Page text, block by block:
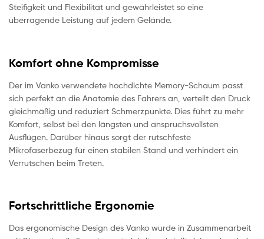
Steifigkeit und Flexibilität und gewährleistet so eine
überragende Leistung auf jedem Gelände.
Komfort ohne Kompromisse
Der im Vanko verwendete hochdichte Memory-Schaum passt
sich perfekt an die Anatomie des Fahrers an, verteilt den Druck
gleichmäßig und reduziert Schmerzpunkte. Dies führt zu mehr
Komfort, selbst bei den längsten und anspruchsvollsten
Ausflügen. Darüber hinaus sorgt der rutschfeste
Mikrofaserbezug für einen stabilen Stand und verhindert ein
Verrutschen beim Treten.
Fortschrittliche Ergonomie
Das ergonomische Design des Vanko wurde in Zusammenarbeit